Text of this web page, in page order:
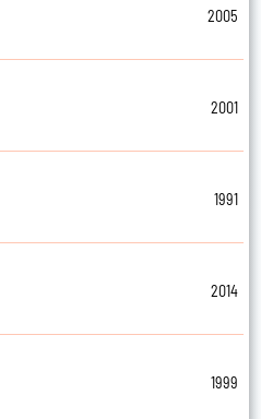
2005
2001
1991
2014
1999